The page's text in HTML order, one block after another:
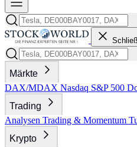
Märkte
DAX/MDAX Nasdaq S&P 500
Trading
Analysen Trading & Momentum
Krypto